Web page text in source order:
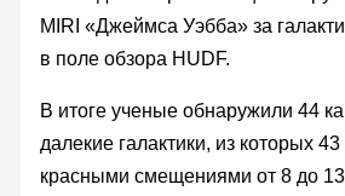
MIRI «Джеймса Уэбба» за
в поле обзора HUDF.
В итоге ученые обнаружили 44
далекие галактики, из которых
красными смещениями от 8 до